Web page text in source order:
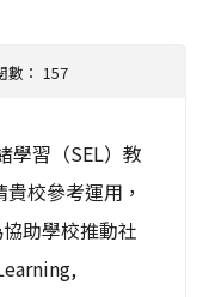
數： 157
學習（SEL）教
校參考運用，
助學校推動社